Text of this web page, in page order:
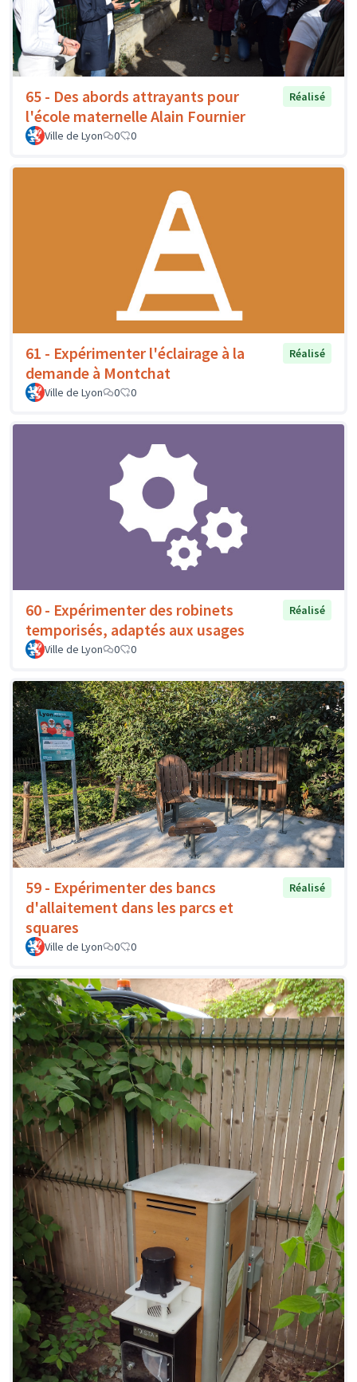
65 - Des abords attrayants pour
l'école maternelle Alain Fournier
Réalisé
Ville de Lyon 0 0
61 - Expérimenter l'éclairage à la
demande à Montchat
Réalisé
Ville de Lyon 0 0
60 - Expérimenter des robinets
temporisés, adaptés aux usages
Réalisé
Ville de Lyon 0 0
59 - Expérimenter des bancs
d'allaitement dans les parcs et
squares
Réalisé
Ville de Lyon 0 0